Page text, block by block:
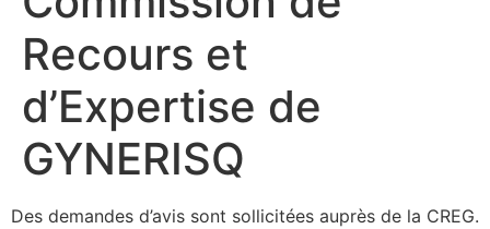
Recours et
d’Expertise de
GYNERISQ
Des demandes d’avis sont sollicitées auprès de la CREG.